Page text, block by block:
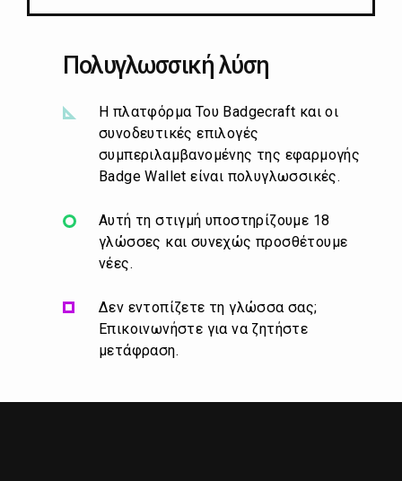
Πολυγλωσσική λύση
Η πλατφόρμα Του Badgecraft και οι
συνοδευτικές επιλογές
συμπεριλαμβανομένης της εφαρμογής
Badge Wallet είναι πολυγλωσσικές.
Αυτή τη στιγμή υποστηρίζουμε 18
γλώσσες και συνεχώς προσθέτουμε
νέες.
Δεν εντοπίζετε τη γλώσσα σας;
Επικοινωνήστε για να ζητήστε
μετάφραση.